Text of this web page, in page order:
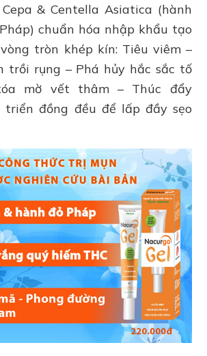
& Centella Asiatica (hành
chuẩn hóa nhập khẩu tạo
tròn khép kín: Tiêu viêm –
trồi rụng – Phá hủy hắc sắc tố
mờ vết thâm – Thúc đẩy
triển đồng đều để lấp đầy sẹo